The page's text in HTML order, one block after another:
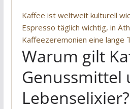
Kaffee ist weltweit kulturell
Espresso täglich wichtig, in
Kaffeezeremonien eine lange
Warum gilt
Genussmittel
Lebenselixier?